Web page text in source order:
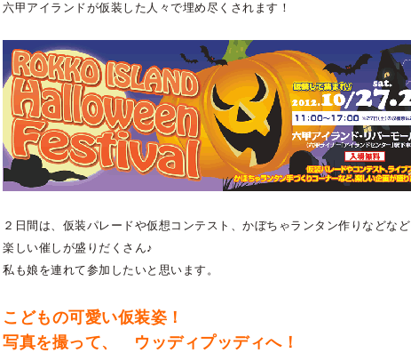
六甲アイランドが仮装した人々で埋め尽くされます！
２日間は、仮装パレードや仮想コンテスト、かぼちゃランタン作りなどなど
楽しい催しが盛りだくさん♪
私も娘を連れて参加したいと思います。
こどもの可愛い仮装姿！
写真を撮って、 ウッディプッディへ！